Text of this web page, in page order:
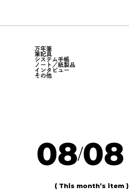
万年筆
筆記具
システム手帳
ノート／紙製品
インタビュー
その他
08/08
( This month’s item )